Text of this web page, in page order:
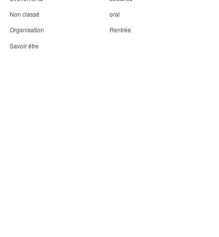
Non classé
oral
Organisation
Rentrée
Savoir être